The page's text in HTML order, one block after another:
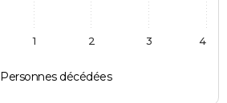
Personnes décédées
1 2 3 4